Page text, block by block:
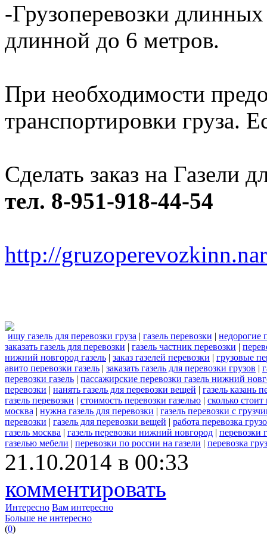
-Грузоперевозки
длинной до 6 метров.
При необходимости
транспортировки груза.
Сделать заказ на Газели
тел. 8-951-918-44-54
http://
ищу газель для перевозки груза | газель перевозки | недорогие
заказать газель для перевозки | газель частник перевозки |
нижний новгород газель | заказ газелей перевозки | грузовые
авито перевозки газель | заказать газель для перевозки грузов |
перевозки газель | пассажирские перевозки газель нижний
перевозки | нанять газель для перевозки вещей | газель казань
газель перевозки | стоимость перевозки газелью | сколько стоит
москва | нужна газель для перевозки | газель перевозки с
перевозки | газель для перевозки вещей | работа перевозка
газель москва | газель перевозки нижний новгород | перевозки
газелью мебели | перевозки по россии на газели | перевозка
21.10.2014 в 00:33
комментировать
Интересно Вам интересно
Больше не интересно
(0)